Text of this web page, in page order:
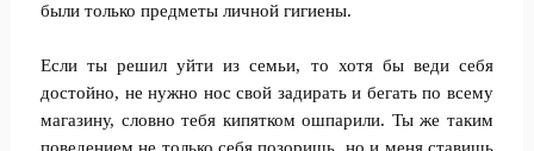
были только предметы личной гигиены.
Если ты решил уйти из семьи, то хотя бы веди себя
достойно, не нужно нос свой задирать и бегать по всему
магазину, словно тебя кипятком ошпарили. Ты же таким